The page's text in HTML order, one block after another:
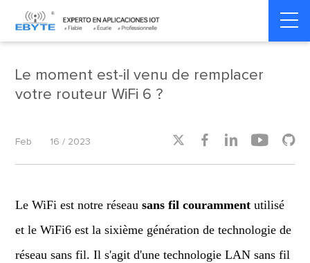
Home > Product dynamics > Product dynamics
Le moment est-il venu de remplacer
votre routeur WiFi 6 ?
Feb 16 / 2023     
Le WiFi est notre réseausans fil couramment utilisé
et le WiFi6 est la sixième génération de technologie de
réseau sans fil. Il s'agit d'une technologie LAN sans fil